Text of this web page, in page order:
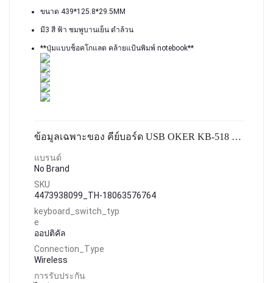
ขนาด 439*125.8*29.5MM
มี3 สี ฟ้า ชมพูบานเย็น ดำล้วน
**ปุ่มแบบช็อคโกแลต คล้ายแป้นพิมพ์ notebook**
ข้อมูลเฉพาะของ คีย์บอร์ด USB OKER KB-518 มีแผ่นซิลิโคนกันฝุ่น
แบรนด์
No Brand
SKU
4473938099_TH-18063576764
keyboard_switch_typ
e
ออปติคัล
Connection_Type
Wireless
การรับประกัน